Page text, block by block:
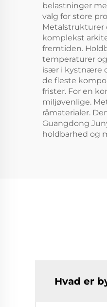
belastninger
valg for store
Metalstrukturer
komplekst
fremtiden.
temperaturer
især i kystnære
de fleste
frister. For en
miljøvenlige.
råmaterialer.
Guangdong
holdbarhed og
Hvad er